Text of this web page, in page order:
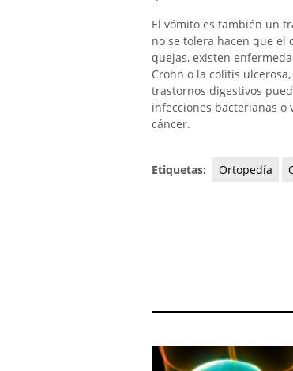
El vómito es también un
no se tolera hacen que el
quejas, existen
Crohn o la colitis
trastornos digestivos
infecciones bacterianas o
cáncer.
Etiquetas: Ortopedía